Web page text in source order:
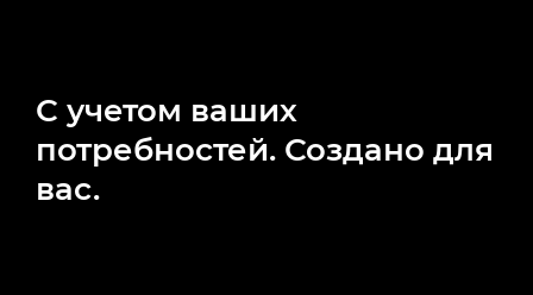
С учетом ваших
потребностей. Создано для
вас.